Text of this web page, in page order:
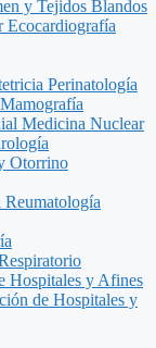
y Tejidos Blandos
Ecocardiografía
Perinatología
Medicina Nuclear
Otorrino
Hospitales y Afines
de Hospitales y